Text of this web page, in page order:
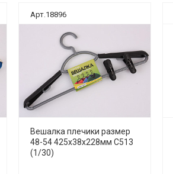
Арт.18896
Вешалка плечики размер
48-54 425х38х228мм С513
(1/30)